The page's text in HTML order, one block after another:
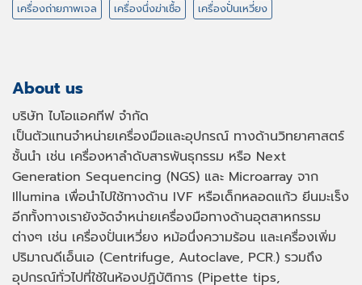
เครื่องถ่ายภาพเจล
เครื่องนึ่งฆ่าเชื้อ เครื่องปั่นเหวี่ยง
About us
บริษัท ไบโอแอคทีฟ จำกัด
เป็นตัวแทนจำหน่ายเครื่องมือและอุปกรณ์ ทางด้านวิทยาศาสตร์
ชั้นนำ เช่น เครื่องหาลำดับสารพันธุกรรม หรือ Next
Generation Sequencing (NGS) และ Microarray จาก
Illumina เพื่อนำไปใช้ทางด้าน IVF หรือเด็กหลอดแก้ว ยีนมะเร็ง
อีกทั้งทางเรายังจัดจำหน่ายเครื่องมือทางด้านอุตสาหกรรม
ต่างๆ เช่น เครื่องปั่นเหวี่ยง หม้อนึ่งความร้อน และเครื่องเพิ่ม
ปริมาณดีเอ็นเอ (Centrifuge, Autoclave, PCR.) รวมถึง
อุปกรณ์ทั่วไปที่ใช้ในห้องปฏิบัติการ (Pipette tips,